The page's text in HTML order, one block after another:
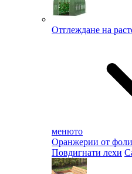
Отглеждане на
менюто
Оранжерии от
Повдигнати лехи